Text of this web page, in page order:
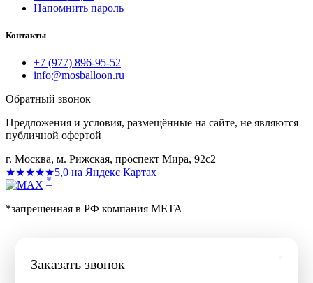
Напомнить пароль
Контакты
+7 (977) 896-95-52
info@mosballoon.ru
Обратный звонок
Предложения и условия, размещённые на сайте, не являются
публичной офертой
г. Москва, м. Рижская, проспект Мира, 92с2
★★★★★5,0 на Яндекс Картах
*
*запрещенная в РФ компания МЕТА
Заказать звонок